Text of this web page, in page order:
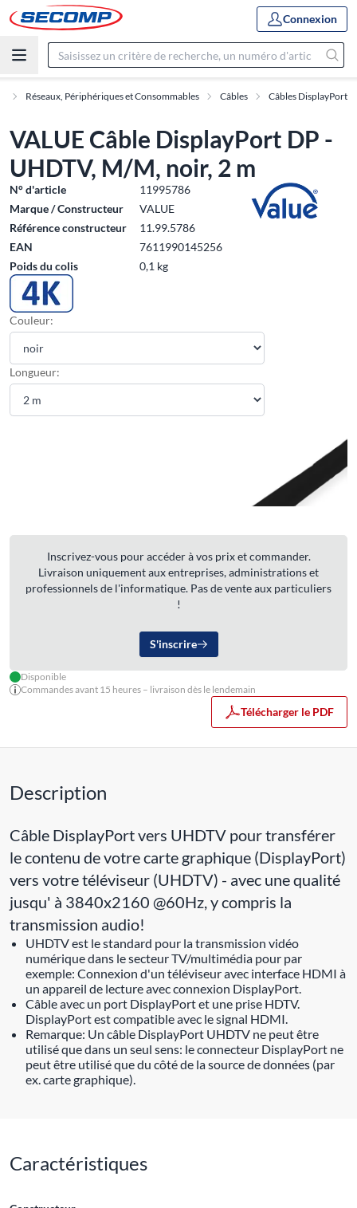
Connexion
Réseaux, Périphériques et Consommables Câbles Câbles DisplayPort
VALUE Câble DisplayPort DP -
UHDTV, M/M, noir, 2 m
N° d'article
11995786
Marque / Constructeur
VALUE
Référence constructeur
11.99.5786
EAN
7611990145256
Poids du colis
0,1 kg
Couleur:
Longueur:
Inscrivez-vous pour accéder à vos prix et commander.
Livraison uniquement aux entreprises, administrations et
professionnels de l'informatique. Pas de vente aux particuliers
!
S'inscrire
Disponible
Commandes avant 15 heures – livraison dès le lendemain
Télécharger le PDF
Description
Câble DisplayPort vers UHDTV pour transférer
le contenu de votre carte graphique (DisplayPort)
vers votre téléviseur (UHDTV) - avec une qualité
jusqu' à 3840x2160 @60Hz, y compris la
transmission audio!
UHDTV est le standard pour la transmission vidéo
numérique dans le secteur TV/multimédia pour par
exemple: Connexion d'un téléviseur avec interface HDMI à
un appareil de lecture avec connexion DisplayPort.
Câble avec un port DisplayPort et une prise HDTV.
DisplayPort est compatible avec le signal HDMI.
Remarque: Un câble DisplayPort UHDTV ne peut être
utilisé que dans un seul sens: le connecteur DisplayPort ne
peut être utilisé que du côté de la source de données (par
ex. carte graphique).
Caractéristiques